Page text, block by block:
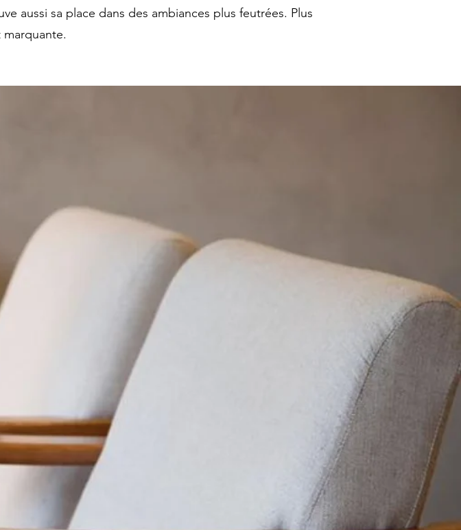
aussi sa place dans des ambiances plus feutrées. Plus
marquante.